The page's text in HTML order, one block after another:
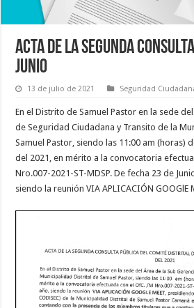
Acta de la Segunda
Junio
13 de julio de 2021 Seguridad
En el Distrito de Samuel Pastor en la sede
de Seguridad Ciudadana y Transito de la
Samuel Pastor, siendo las 11:00 am (horas)
del 2021, en mérito a la convocatoria
Nro.007-2021-ST-MDSP. De fecha 23 de
siendo la reunión VIA APLICACIÓN GOOGlE